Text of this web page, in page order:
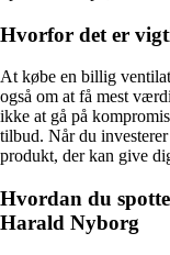
Hvorfor det er
At købe en billig
også om at få mest
ikke at gå på
tilbud. Når du
produkt, der kan give
Hvordan du
Harald Nyborg